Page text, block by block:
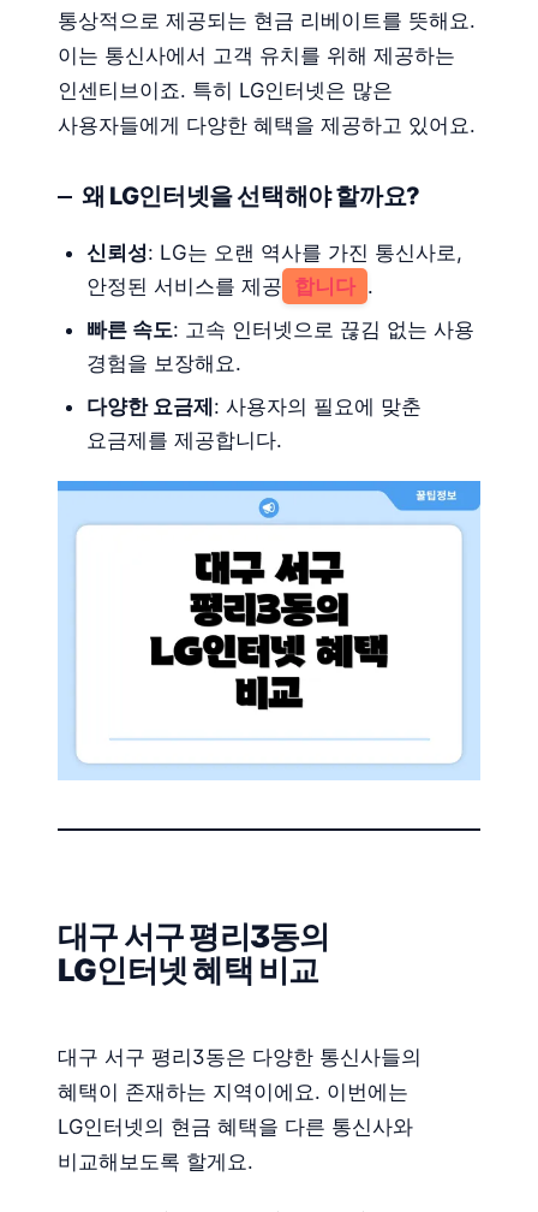
통상적으로 제공되는 현금 리베이트를 뜻해요.
이는 통신사에서 고객 유치를 위해 제공하는
인센티브이죠. 특히 LG인터넷은 많은
사용자들에게 다양한 혜택을 제공하고 있어요.
왜 LG인터넷을 선택해야 할까요?
신뢰성: LG는 오랜 역사를 가진 통신사로,
안정된 서비스를 제공 합니다 .
빠른 속도: 고속 인터넷으로 끊김 없는 사용
경험을 보장해요.
다양한 요금제 : 사용자의 필요에 맞춘
요금제를 제공합니다.
대구 서구 평리3동의
LG인터넷 혜택 비교
대구 서구 평리3동은 다양한 통신사들의
혜택이 존재하는 지역이에요. 이번에는
LG인터넷의 현금 혜택을 다른 통신사와
비교해보도록 할게요.